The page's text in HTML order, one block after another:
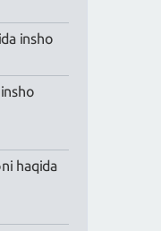
insho
haqida